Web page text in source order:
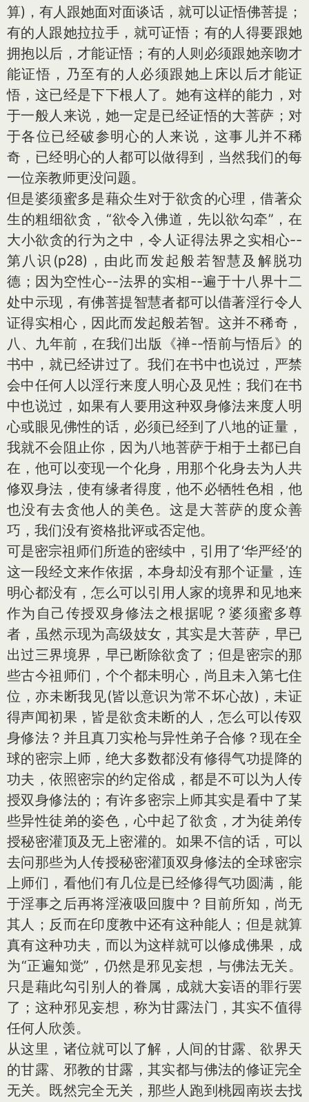
算)，有人跟她面对面谈话，就可以证悟佛菩提；
有的人跟她拉拉手，就可证悟；有的人得要跟她
拥抱以后，才能证悟；有的人则必须跟她亲吻才
能证悟，乃至有的人必须跟她上床以后才能证
悟，这已经是下下根人了。她有这样的能力，对
于一般人来说，她一定是已经证悟的大菩萨；对
于各位已经破参明心的人来说，这事儿并不稀
奇，已经明心的人都可以做得到，当然我们的每
一位亲教师更没问题。
但是婆须蜜多是藉众生对于欲贪的心理，借著众
生的粗细欲贪，“欲令入佛道，先以欲勾牵”，在
大小欲贪的行为之中，令人证得法界之实相心--
第八识(p28)，由此而发起般若智慧及解脱功
德；因为空性心--法界的实相--遍于十八界十二
处中示现，有佛菩提智慧者都可以借著淫行令人
证得实相心，因此而发起般若智。这并不稀奇，
八、九年前，在我们出版《禅--悟前与悟后》的
书中，就已经讲过了。我们在书中也说过，严禁
会中任何人以淫行来度人明心及见性；我们在书
中也说过，如果有人要用这种双身修法来度人明
心或眼见佛性的话，必须已经到了八地的证量，
我就不会阻止你，因为八地菩萨于相于土都已自
在，他可以变现一个化身，用那个化身去为人共
修双身法，使有缘者得度，他不必牺牲色相，他
也没有去贪他人的美色。这是大菩萨的度众善
巧，我们没有资格批评或否定他。
可是密宗祖师们所造的密续中，引用了‘华严经’的
这一段经文来作依据，本身却没有那个证量，连
明心都没有，怎么可以引用人家的境界和见地来
作为自己传授双身修法之根据呢？婆须蜜多尊
者，虽然示现为高级妓女，其实是大菩萨，早已
出过三界境界，早已断除欲贪了；但是密宗的那
些古今祖师们，个个都未明心，尚且未入第七住
位，亦未断我见(皆以意识为常不坏心故)，未证
得声闻初果，皆是欲贪未断的人，怎么可以传双
身修法？并且真刀实枪与异性弟子合修？现在全
球的密宗上师，绝大多数都没有修得气功提降的
功夫，依照密宗的约定俗成，都是不可以为人传
授双身修法的；有许多密宗上师其实是看中了某
些异性徒弟的姿色，心中起了欲贪，才为徒弟传
授秘密灌顶及无上密灌的。如果不信的话，可以
去问那些为人传授秘密灌顶双身修法的全球密宗
上师们，看他们有几位是已经修得气功圆满，能
于淫事之后再将淫液吸回腹中？目前所知，尚无
其人；反而在印度教中还有这种能人；但是就算
真有这种功夫，而以为这样就可以修成佛果，成
为“正遍知觉”，仍然是邪见妄想，与佛法无关。
只是藉此勾引别人的眷属，成就大妄语的罪行罢
了；这种邪见妄想，称为甘露法门，其实不值得
任何人欣羡。
从这里，诸位就可以了解，人间的甘露、欲界天
的甘露、邪教的甘露，其实都与佛法的修证完全
无关。既然完全无关，那些人跑到桃园南崁去找